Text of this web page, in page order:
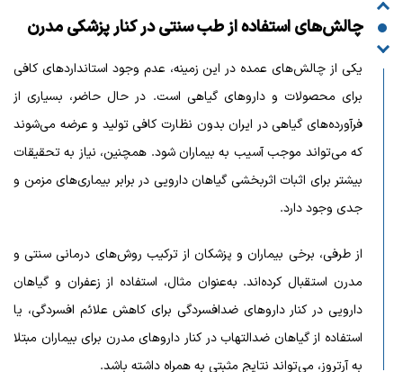
چالش‌های استفاده از طب سنتی در کنار پزشکی مدرن
یکی از چالش‌های عمده در این زمینه، عدم وجود استانداردهای کافی
برای محصولات و داروهای گیاهی است. در حال حاضر، بسیاری از
فرآورده‌های گیاهی در ایران بدون نظارت کافی تولید و عرضه می‌شوند
که می‌تواند موجب آسیب به بیماران شود. همچنین، نیاز به تحقیقات
بیشتر برای اثبات اثربخشی گیاهان دارویی در برابر بیماری‌های مزمن و
جدی وجود دارد.
از طرفی، برخی بیماران و پزشکان از ترکیب روش‌های درمانی سنتی و
مدرن استقبال کرده‌اند. به‌عنوان مثال، استفاده از زعفران و گیاهان
دارویی در کنار داروهای ضدافسردگی برای کاهش علائم افسردگی، یا
استفاده از گیاهان ضدالتهاب در کنار داروهای مدرن برای بیماران مبتلا
به آرتروز، می‌تواند نتایج مثبتی به همراه داشته باشد.